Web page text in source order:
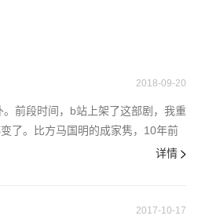
2018-09-20
前段时间，b站上架了这部剧，我重
了。比方马国明的成家隽，10年前
详情
2017-10-17